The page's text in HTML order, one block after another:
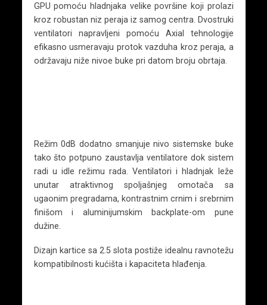
GPU pomoću hladnjaka velike površine koji prolazi
kroz robustan niz peraja iz samog centra. Dvostruki
ventilatori napravljeni pomoću Axial tehnologije
efikasno usmeravaju protok vazduha kroz peraja, a
održavaju niže nivoe buke pri datom broju obrtaja.
Režim 0dB dodatno smanjuje nivo sistemske buke
tako što potpuno zaustavlja ventilatore dok sistem
radi u idle režimu rada. Ventilatori i hladnjak leže
unutar atraktivnog spoljašnjeg omotača sa
ugaonim pregradama, kontrastnim crnim i srebrnim
finišom i aluminijumskim backplate-om pune
dužine.
Dizajn kartice sa 2.5 slota postiže idealnu ravnotežu
kompatibilnosti kućišta i kapaciteta hlađenja.